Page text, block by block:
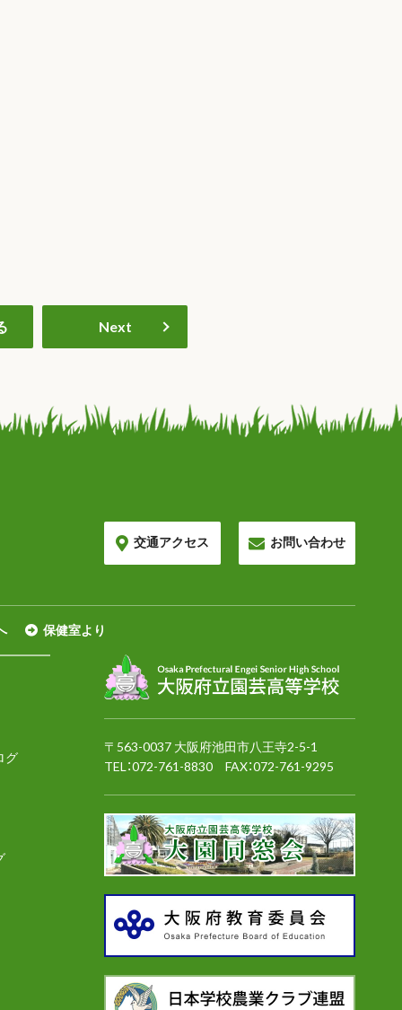
Next
保健室より
グ
交通アクセス お問い合わせ
〒563-0037 大阪府池田市八王寺2-5-1
TEL：072-761-8830 FAX：072-761-9295